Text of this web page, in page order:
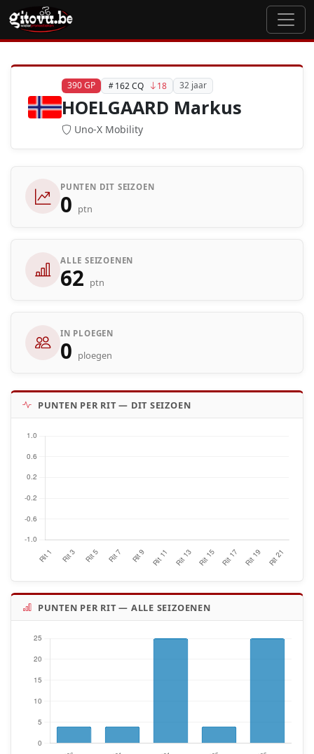
390 GP 162 CQ 18 32 jaar
HOELGAARD Markus
Uno-X Mobility
PUNTEN DIT SEIZOEN
0 ptn
ALLE SEIZOENEN
62 ptn
IN PLOEGEN
0 ploegen
PUNTEN PER RIT — DIT SEIZOEN
PUNTEN PER RIT — ALLE SEIZOENEN